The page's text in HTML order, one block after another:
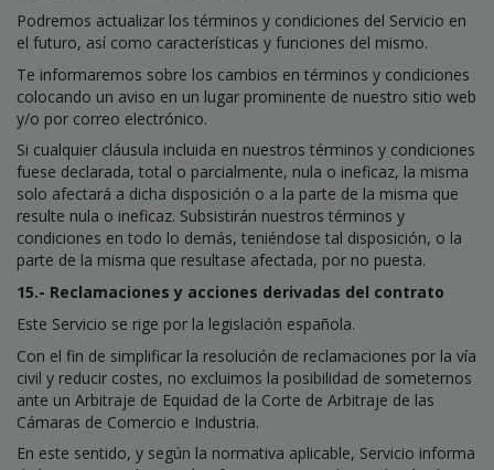
Podremos actualizar los términos y condiciones del Servicio en
el futuro, así como características y funciones del mismo.
Te informaremos sobre los cambios en términos y condiciones
colocando un aviso en un lugar prominente de nuestro sitio web
y/o por correo electrónico.
Si cualquier cláusula incluida en nuestros términos y condiciones
fuese declarada, total o parcialmente, nula o ineficaz, la misma
solo afectará a dicha disposición o a la parte de la misma que
resulte nula o ineficaz. Subsistirán nuestros términos y
condiciones en todo lo demás, teniéndose tal disposición, o la
parte de la misma que resultase afectada, por no puesta.
15.- Reclamaciones y acciones derivadas del contrato
Este Servicio se rige por la legislación española.
Con el fin de simplificar la resolución de reclamaciones por la vía
civil y reducir costes, no excluimos la posibilidad de someternos
ante un Arbitraje de Equidad de la Corte de Arbitraje de las
Cámaras de Comercio e Industria.
En este sentido, y según la normativa aplicable, Servicio informa